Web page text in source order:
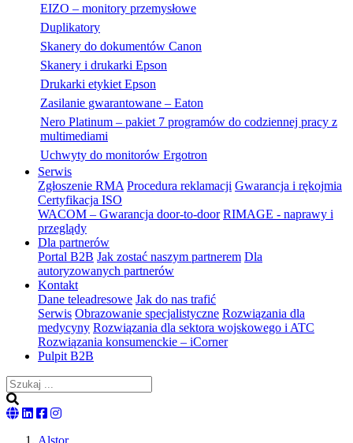
EIZO – monitory przemysłowe
Duplikatory
Skanery do dokumentów Canon
Skanery i drukarki Epson
Drukarki etykiet Epson
Zasilanie gwarantowane – Eaton
Nero Platinum – pakiet 7 programów do codziennej pracy z
multimediami
Uchwyty do monitorów Ergotron
Serwis
Zgłoszenie RMA Procedura reklamacji Gwarancja i rękojmia
Certyfikacja ISO
WACOM – Gwarancja door-to-door RIMAGE - naprawy i
przeglądy
Dla partnerów
Portal B2B Jak zostać naszym partnerem Dla
autoryzowanych partnerów
Kontakt
Dane teleadresowe Jak do nas trafić
Serwis Obrazowanie specjalistyczne Rozwiązania dla
medycyny Rozwiązania dla sektora wojskowego i ATC
Rozwiązania konsumenckie – iCorner
Pulpit B2B
English
Nasza
NaszaNasz
Alstor